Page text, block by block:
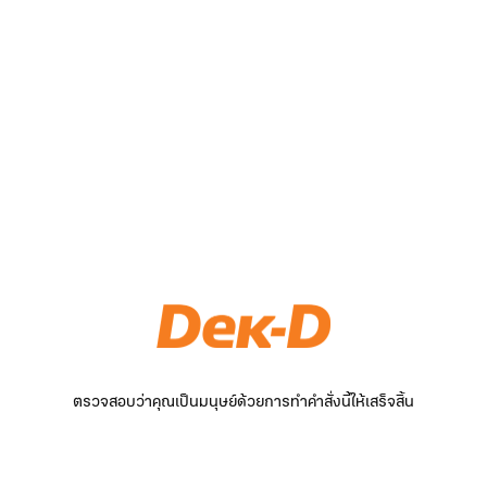
ตรวจสอบว่าคุณเป็นมนุษย์ด้วยการทำคำสั่งนี้ให้เสร็จสิ้น